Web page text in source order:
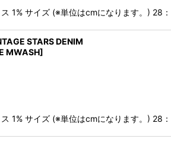
ス 1% サイズ (※単位はcmになります。
STARS DENIM
MWASH]
ス 1% サイズ (※単位はcmになります。